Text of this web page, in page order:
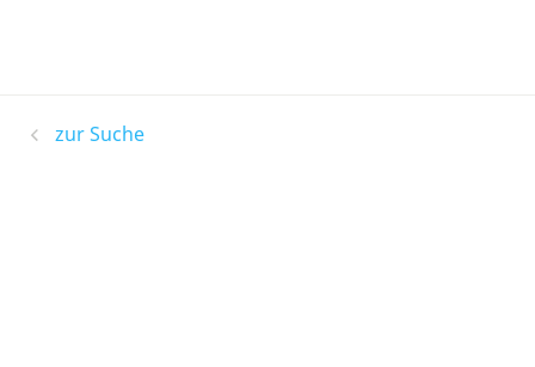
zur Suche